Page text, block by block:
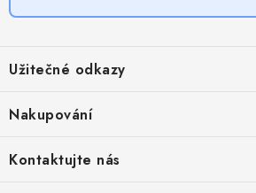
p
a
Užitečné odkazy
Provizní systém
Nakupování
Kontaktujte nás